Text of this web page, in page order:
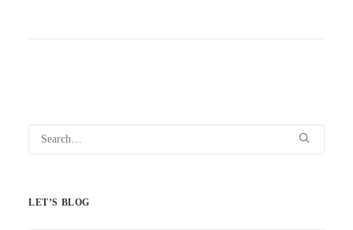
LET’S BLOG